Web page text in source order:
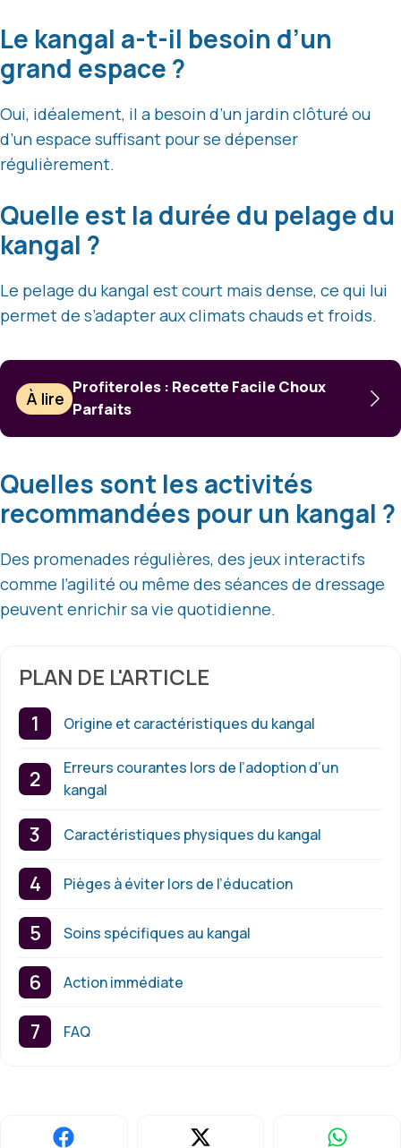
Le kangal a-t-il besoin d’un
grand espace ?
Oui, idéalement, il a besoin d’un jardin clôturé ou
d’un espace suffisant pour se dépenser
régulièrement.
Quelle est la durée du pelage du
kangal ?
Le pelage du kangal est court mais dense, ce qui lui
permet de s’adapter aux climats chauds et froids.
À lire
Profiteroles : Recette Facile Choux
Parfaits
Quelles sont les activités
recommandées pour un kangal ?
Des promenades régulières, des jeux interactifs
comme l’agilité ou même des séances de dressage
peuvent enrichir sa vie quotidienne.
PLAN DE L'ARTICLE
Origine et caractéristiques du kangal
Erreurs courantes lors de l’adoption d’un
kangal
Caractéristiques physiques du kangal
Pièges à éviter lors de l’éducation
Soins spécifiques au kangal
Action immédiate
FAQ